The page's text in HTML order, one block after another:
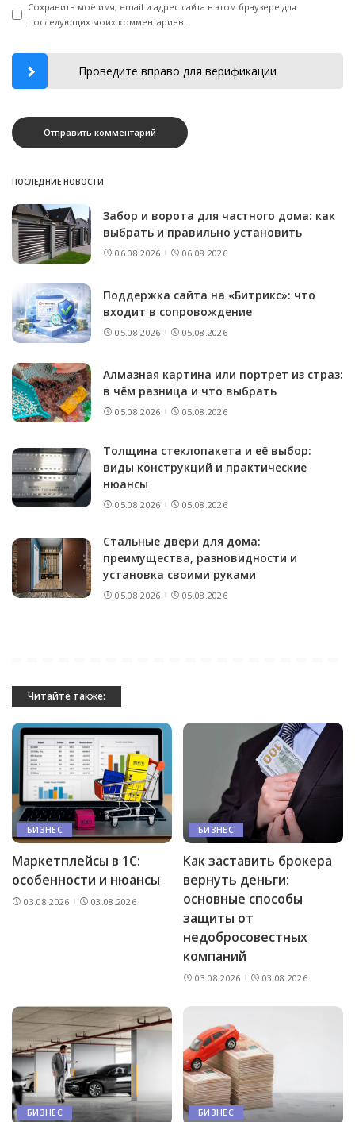
Сохранить моё имя, email и адрес сайта в этом браузере для
последующих моих комментариев.
Проведите вправо для верификации
ПОСЛЕДНИЕ НОВОСТИ
Забор и ворота для частного дома: как
выбрать и правильно установить
06.08.2026 06.08.2026
Поддержка сайта на «Битрикс»: что
входит в сопровождение
05.08.2026 05.08.2026
Алмазная картина или портрет из страз:
в чём разница и что выбрать
05.08.2026 05.08.2026
Толщина стеклопакета и её выбор:
виды конструкций и практические
нюансы
05.08.2026 05.08.2026
Стальные двери для дома:
преимущества, разновидности и
установка своими руками
05.08.2026 05.08.2026
Читайте также:
БИЗНЕС
Маркетплейсы в 1С:
особенности и нюансы
03.08.2026 03.08.2026
БИЗНЕС
Как заставить брокера
вернуть деньги:
основные способы
защиты от
недобросовестных
компаний
03.08.2026 03.08.2026
БИЗНЕС БИЗНЕС